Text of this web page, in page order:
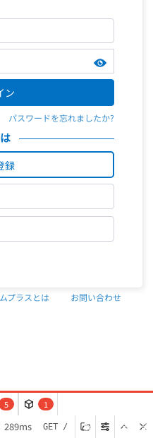
ン
パスワードを忘れましたか?
録
プラスとは お問い合わせ
All Right
5 1
GET /
289ms